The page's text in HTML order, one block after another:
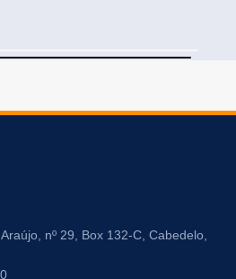
nº 29, Box 132-C, Cabedelo,